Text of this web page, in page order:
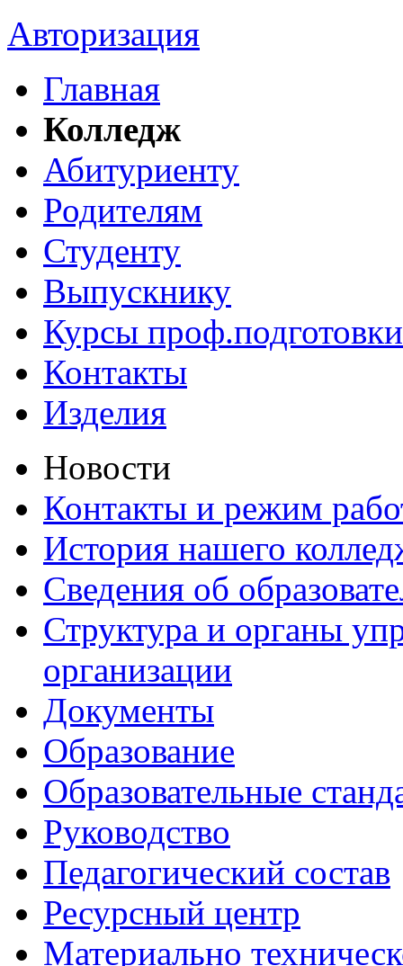
Авторизация
Главная
Колледж
Абитуриенту
Родителям
Студенту
Выпускнику
Курсы проф.подготовки
Контакты
Изделия
Новости
Контакты и режим
История нашего
Сведения об
Структура и органы
организации
Документы
Образование
Образовательные
Руководство
Педагогический состав
Ресурсный центр
Материально